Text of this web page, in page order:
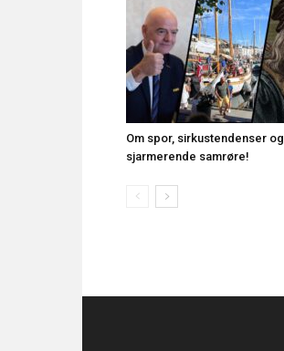
Om spor, sirkustendenser og
sjarmerende samrøre!